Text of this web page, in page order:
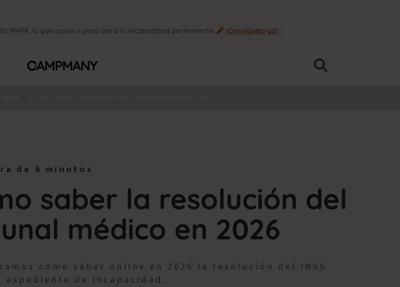
MAPA, la guía paso a paso para tu incapacidad permanente. ¡Consíguelo ya!
de 6 minutos
saber la resolución del
médico en 2026
cómo saber online en 2026 la resolución del INSS
expediente de incapacidad.